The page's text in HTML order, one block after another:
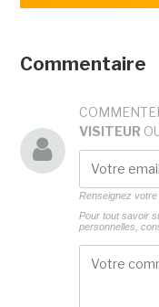
Commentaire
VISITEUR
Renseignez
Pour tout savoir
personnelles,